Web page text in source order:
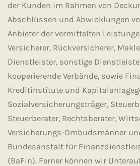
der Kunden im Rahmen von
Abschlüssen und Abwicklungen
Anbieter der vermittelten
Versicherer, Rückversicherer,
Dienstleister, sonstige
kooperierende Verbände, sowie
Kreditinstitute und
Sozialversicherungsträger,
Steuerberater, Rechtsberater,
Versicherungs-Ombudsmänner
Bundesanstalt für
(BaFin). Ferner können wir